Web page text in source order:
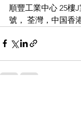
順豐工業中心 25樓
號， 荃灣，中国香